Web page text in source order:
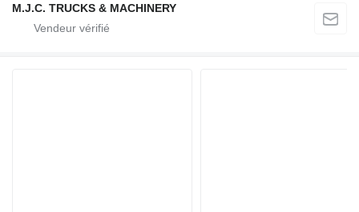
M.J.C. TRUCKS & MACHINERY